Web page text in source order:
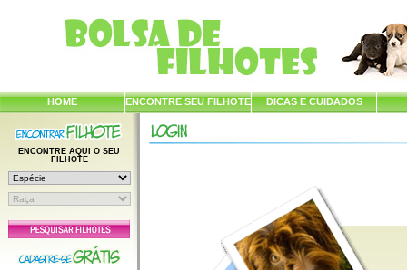
HOME ENCONTRE SEU FILHOTE DICAS E CUIDADOS
ENCONTRE AQUI O SEU
FILHOTE